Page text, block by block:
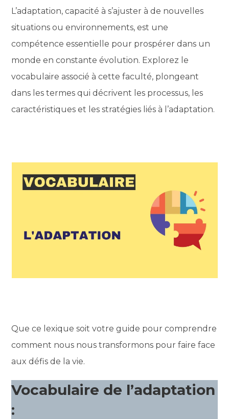
L’adaptation, capacité à s’ajuster à de nouvelles
situations ou environnements, est une
compétence essentielle pour prospérer dans un
monde en constante évolution. Explorez le
vocabulaire associé à cette faculté, plongeant
dans les termes qui décrivent les processus, les
caractéristiques et les stratégies liés à l’adaptation.
Que ce lexique soit votre guide pour comprendre
comment nous nous transformons pour faire face
aux défis de la vie.
Vocabulaire de l’adaptation
: